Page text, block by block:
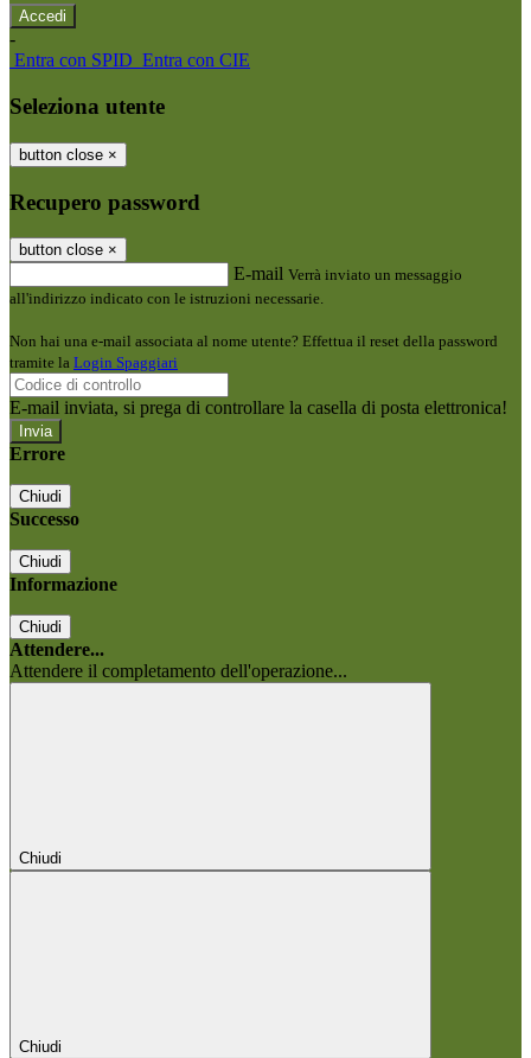
-
Entra con SPID Entra con CIE
Seleziona utente
button close ×
Recupero password
button close ×
E-mail Verrà inviato un messaggio
all'indirizzo indicato con le istruzioni necessarie.
Non hai una e-mail associata al nome utente? Effettua il reset della password
tramite la Login Spaggiari
E-mail inviata, si prega di controllare la casella di posta elettronica!
Errore
Chiudi
Successo
Chiudi
Informazione
Chiudi
Attendere...
Attendere il completamento dell'operazione...
Chiudi
Chiudi